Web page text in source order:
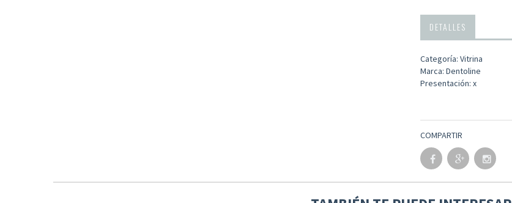
DETALLES
Categoría: Vitrina
Marca: Dentoline
Presentación: x
COMPARTIR